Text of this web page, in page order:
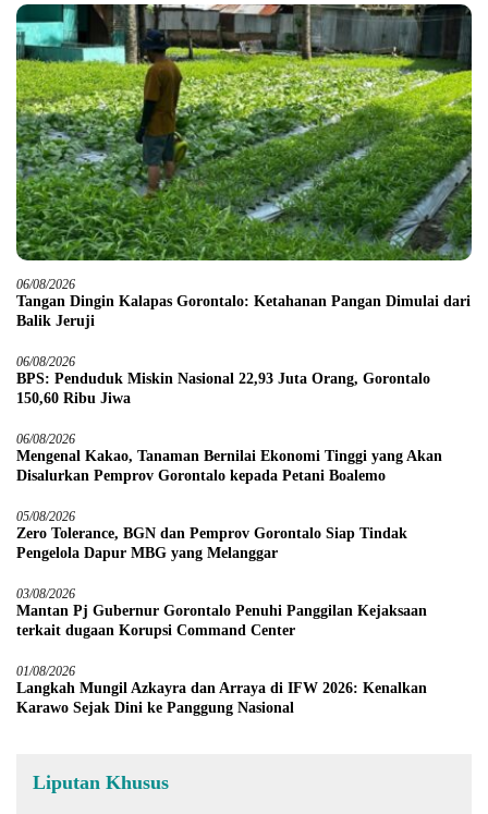
06/08/2026
Tangan Dingin Kalapas Gorontalo: Ketahanan Pangan Dimulai dari
Balik Jeruji
06/08/2026
BPS: Penduduk Miskin Nasional 22,93 Juta Orang, Gorontalo
150,60 Ribu Jiwa
06/08/2026
Mengenal Kakao, Tanaman Bernilai Ekonomi Tinggi yang Akan
Disalurkan Pemprov Gorontalo kepada Petani Boalemo
05/08/2026
Zero Tolerance, BGN dan Pemprov Gorontalo Siap Tindak
Pengelola Dapur MBG yang Melanggar
03/08/2026
Mantan Pj Gubernur Gorontalo Penuhi Panggilan Kejaksaan
terkait dugaan Korupsi Command Center
01/08/2026
Langkah Mungil Azkayra dan Arraya di IFW 2026: Kenalkan
Karawo Sejak Dini ke Panggung Nasional
Liputan Khusus